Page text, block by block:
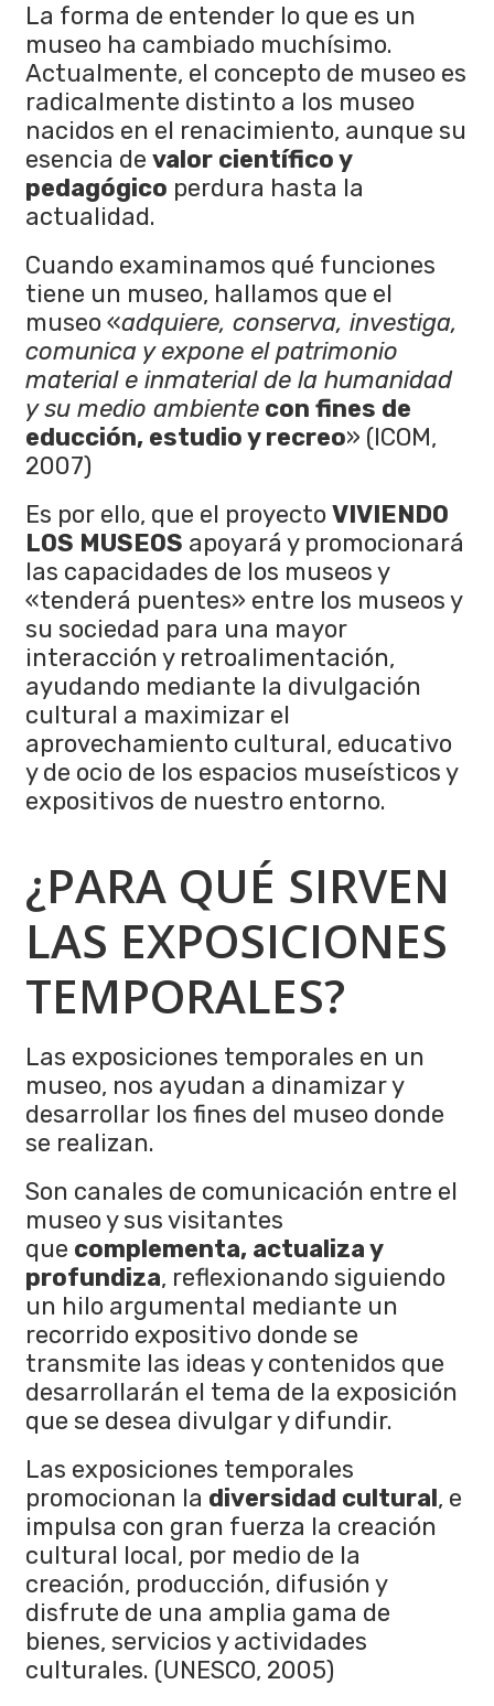
La forma de entender lo que es un
museo ha cambiado muchísimo.
Actualmente, el concepto de museo es
radicalmente distinto a los museo
nacidos en el renacimiento, aunque su
esencia devalor científico y
pedagógico perdura hasta la
actualidad.
Cuando examinamos qué funciones
tiene un museo, hallamos que el
museo «adquiere, conserva, investiga,
comunica y expone el patrimonio
material e inmaterial de la humanidad
y su medio ambiente con fines de
educción, estudio y recreo» (ICOM,
2007)
Es por ello, que el proyectoVIVIENDO
LOS MUSEOS apoyará y promocionará
las capacidades de los museos y
«tenderá puentes» entre los museos y
su sociedad para una mayor
interacción y retroalimentación,
ayudando mediante la divulgación
cultural a maximizar el
aprovechamiento cultural, educativo
y de ocio de los espacios museísticos y
expositivos de nuestro entorno.
¿PARA QUÉ SIRVEN
LAS EXPOSICIONES
TEMPORALES?
Las exposiciones temporales en un
museo, nos ayudan a dinamizar y
desarrollar los fines del museo donde
se realizan.
Son canales de comunicación entre el
museo y sus visitantes
que complementa, actualiza y
profundiza, reflexionando siguiendo
un hilo argumental mediante un
recorrido expositivo donde se
transmite las ideas y contenidos que
desarrollarán el tema de la exposición
que se desea divulgar y difundir.
Las exposiciones temporales
promocionan la diversidad cultural, e
impulsa con gran fuerza la creación
cultural local, por medio de la
creación, producción, difusión y
disfrute de una amplia gama de
bienes, servicios y actividades
culturales. (UNESCO, 2005)